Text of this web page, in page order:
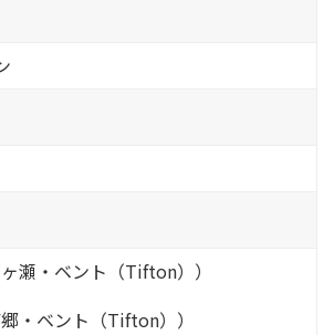
瀬・ベント（Tifton））
・ベント（Tifton））